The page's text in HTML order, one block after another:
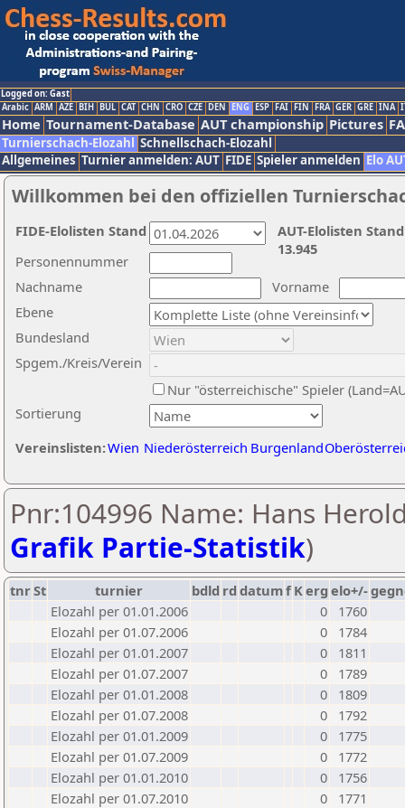
Logged on: Gast
Arabic ARM AZE BIH BUL CAT CHN CRO CZE DEN ENG ESP FAI FIN FRA GER GRE INA
Home Tournament-Database AUT championship Pictures
Turnierschach-Elozahl Schnellschach-Elozahl
Allgemeines Turnier anmelden: AUT FIDE Spieler anmelden Elo
Willkommen bei den offiziellen
Nachname
Vorname
Ebene
Sortierung
Personennummer
Bundesland
Spgem./Kreis/Verein
Nur "österreichische" Spieler
Vereinslisten:Wien Niederösterreich Burgenland
AUT-Elolisten
13.945
FIDE-Elolisten Stand
Pnr:104996 Name: Hans
Grafik Partie-Statistik)
tnrSt turnier bdld rd datumf Kerg elo+/-
Elozahl per 01.01.2006
0
1760
Elozahl per 01.07.2006
0
1784
Elozahl per 01.01.2007
0
1811
Elozahl per 01.07.2007
0
1789
Elozahl per 01.01.2008
0
1809
Elozahl per 01.07.2008
0
1792
Elozahl per 01.01.2009
0
1775
Elozahl per 01.07.2009
0
1772
Elozahl per 01.01.2010
0
1756
Elozahl per 01.07.2010
0
1771